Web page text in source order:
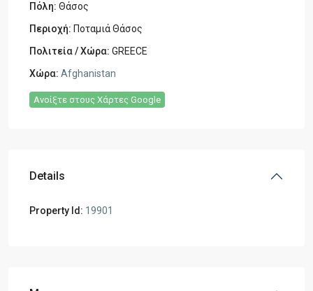
Πόλη: Θάσος
Περιοχή: Ποταμιά Θάσος
Πολιτεία / Χώρα: GREECE
Χώρα: Afghanistan
Ανοίξτε στους Χάρτες Google
Details
Property Id: 19901